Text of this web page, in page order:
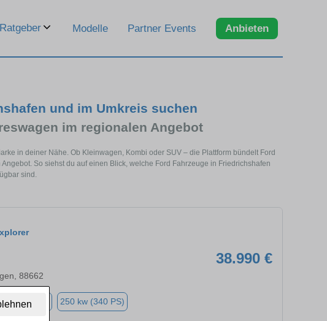
Ratgeber Modelle Partner Events Anbieten
und im Umkreis suchen
im regionalen Angebot
in deiner Nähe. Ob Kleinwagen, Kombi oder SUV – die Plattform bündelt Ford
So siehst du auf einen Blick, welche Ford Fahrzeuge in Friedrichshafen
sind.
38.990 €
88662
Elektro 250 kw (340 PS)